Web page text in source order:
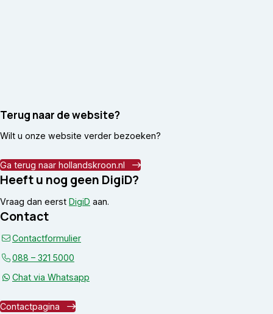
Terug naar de website?
Wilt u onze website verder bezoeken?
Ga terug naar hollandskroon.nl
Heeft u nog geen DigiD?
Vraag dan eerst DigiD aan.
Contact
Contactformulier
088 – 321 5000
Chat via Whatsapp
Contactpagina